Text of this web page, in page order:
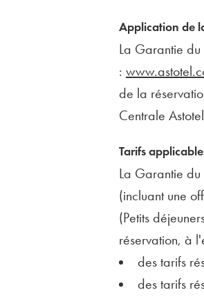
Application de
La Garantie du
:
de la
Centrale
Tarifs
La Garantie
(incluant une
(Petits
réservation, à
des tarifs
des tarifs